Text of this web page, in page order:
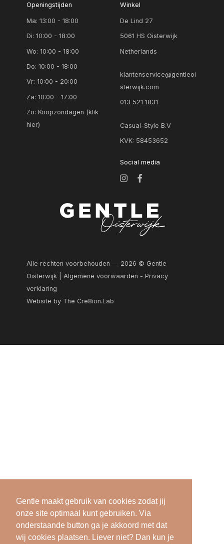
Gentle maakt gebruik van cookies zodat jij
onze site optimaal kunt gebruiken. Via
onderstaande button ga je akkoord met dat
wij cookies plaatsen. Liever niet? Dan kun je
Openingstijden
Ma: 13:00 - 18:00
Di: 10:00 - 18:00
Wo: 10:00 - 18:00
Do: 10:00 - 18:00
Vr: 10:00 - 20:00
Za: 10:00 - 17:00
Zo:Koopzondagen (klik
hier)
Winkel
De Lind 27
5061 HS Oisterwijk
Netherlands
klantenservice@gentleoi
sterwijk.com
013 521 1831
Casual-Style B.V
KVK: 58453652
Social media
Alle rechten voorbehouden — 2026 © Gentle
Oisterwijk | Algemene voorwaarden -Privacy
verklaring
Website by The Cre8ion.Lab